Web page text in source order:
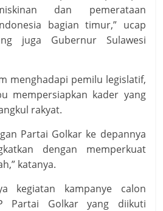
dan pemerataan
bagian timur,” ucap
juga Gubernur Sulawesi
menghadapi pemilu legislatif,
mempersiapkan kader yang
rakyat.
Partai Golkar ke depannya
dengan memperkuat
katanya.
kegiatan kampanye calon
Partai Golkar yang diikuti